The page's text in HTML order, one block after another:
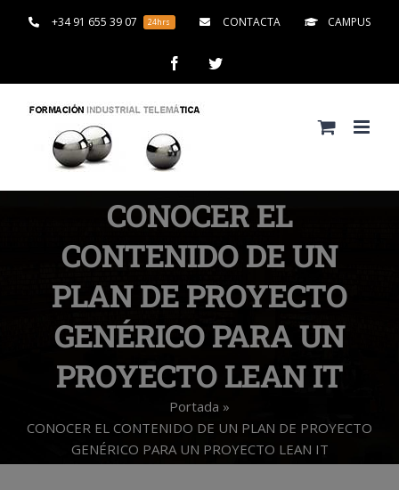
+34 91 655 39 07 24hrs CONTACTA CAMPUS
FacebookTwitter
CONOCER EL
CONTENIDO DE UN
PLAN DE PROYECTO
GENÉRICO PARA UN
PROYECTO LEAN IT
Portada »
CONOCER EL CONTENIDO DE UN PLAN DE PROYECTO
GENÉRICO PARA UN PROYECTO LEAN IT